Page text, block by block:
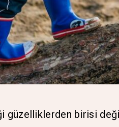
güzelliklerden birisi